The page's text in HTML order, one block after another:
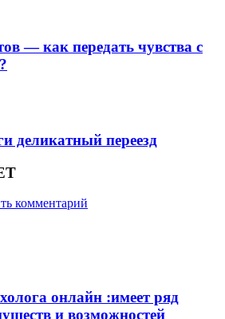
— как передать чувства с
деликатный переезд
комментарий
онлайн :имеет ряд
и возможностей